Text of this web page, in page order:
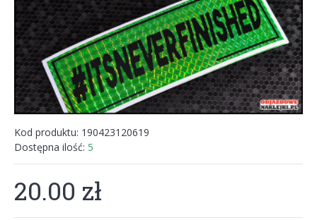
Kod produktu: 190423120619
Dostępna ilość: 5
20.00 zł